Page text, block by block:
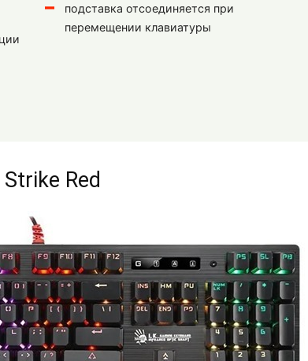
подставка отсоединяется при
перемещении клавиатуры
Red